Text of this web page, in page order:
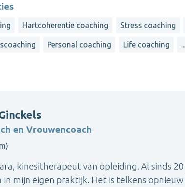
Hartcoherentie coaching Stress coaching
Personal coaching Life coaching ...
en Vrouwencoach
kinesitherapeut van opleiding. Al sinds
in mijn eigen praktijk. Het is telkens